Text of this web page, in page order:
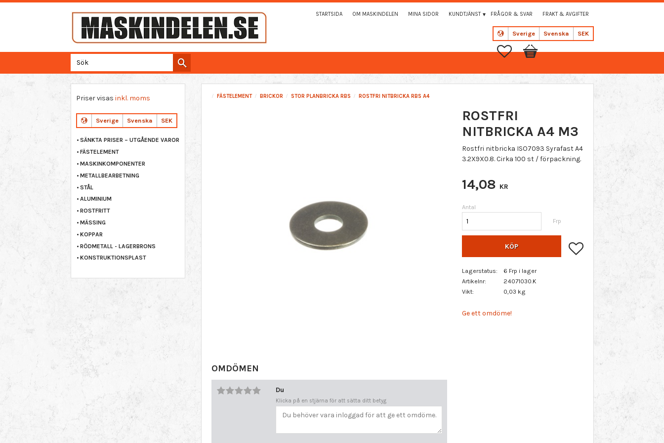
Sverige Svenska SEK
STARTSIDA OM MASKINDELEN MINA SIDOR KUNDTJÄNST FRÅGOR & SVAR FRAKT & AVGIFTER
Favoriter
Kundvagn
FÄSTELEMENT BRICKOR STOR PLANBRICKA RBS ROSTFRI NITBRICKA RBS A4
ROSTFRI
NITBRICKA A4 M3
Rostfri nitbricka ISO7093 Syrafast A4
3.2X9X0.8. Cirka 100 st / förpackning.
14,08 KR
Antal
Frp
KÖP Lägg till i favoriter
Lagerstatus
6 Frp i lager
Artikelnr
24071030.K
Vikt
0,03 kg
Ge ett omdöme!
OMDÖMEN
Du
Klicka på en stjärna för att sätta ditt betyg
Priser visas inkl. moms
Sverige Svenska SEK
SÄNKTA PRISER – UTGÅENDE VAROR
FÄSTELEMENT
MASKINKOMPONENTER
METALLBEARBETNING
STÅL
ALUMINIUM
ROSTFRITT
MÄSSING
KOPPAR
RÖDMETALL - LAGERBRONS
KONSTRUKTIONSPLAST